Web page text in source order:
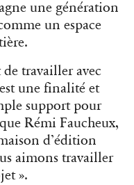
une génération
un espace
de travailler avec
une finalité et
support pour
Rémi Faucheux,
d’édition
aimons travailler
».